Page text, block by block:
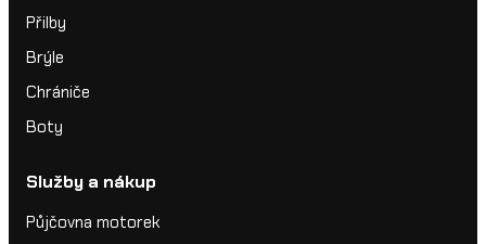
Přilby
Brýle
Chrániče
Boty
Služby a nákup
Půjčovna motorek